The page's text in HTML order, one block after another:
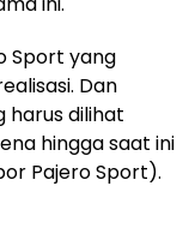
Sport yang
Dan
harus dilihat
hingga saat ini
Pajero Sport).